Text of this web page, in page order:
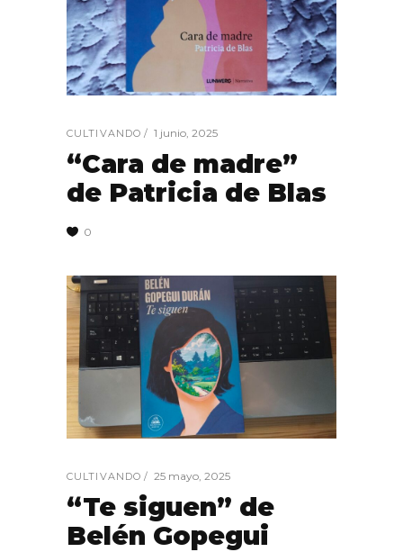
CULTIVANDO 1 junio, 2025
“Cara de madre”
de Patricia de Blas
0
CULTIVANDO 25 mayo, 2025
“Te siguen” de
Belén Gopegui